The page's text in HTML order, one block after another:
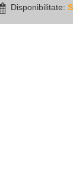
Disponibilitate: